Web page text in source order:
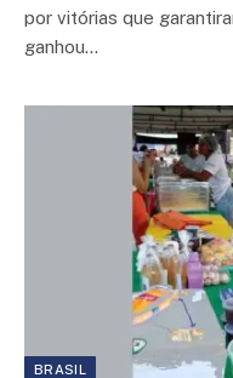
por vitórias que
ganhou…
BRASIL